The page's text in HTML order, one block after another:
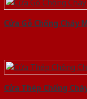
Cửa Gỗ Chống Cháy
Cửa Thép Chống